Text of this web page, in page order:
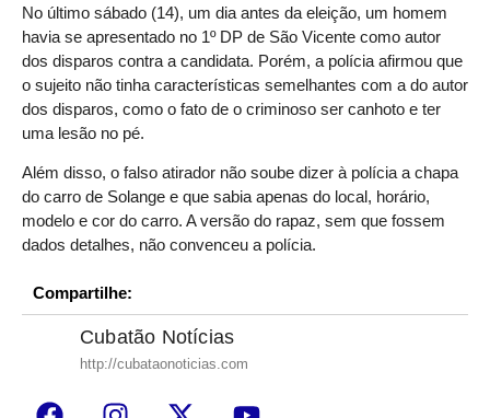
No último sábado (14), um dia antes da eleição, um homem
havia se apresentado no 1º DP de São Vicente como autor
dos disparos contra a candidata. Porém, a polícia afirmou que
o sujeito não tinha características semelhantes com a do autor
dos disparos, como o fato de o criminoso ser canhoto e ter
uma lesão no pé.
Além disso, o falso atirador não soube dizer à polícia a chapa
do carro de Solange e que sabia apenas do local, horário,
modelo e cor do carro. A versão do rapaz, sem que fossem
dados detalhes, não convenceu a polícia.
Compartilhe:
Cubatão Notícias
http://cubataonoticias.com